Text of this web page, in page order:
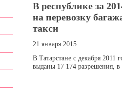
В республике за
на перевозку
такси
21 января 2015
В Татарстане с декабря 2011
выданы 17 174 разрешения, в